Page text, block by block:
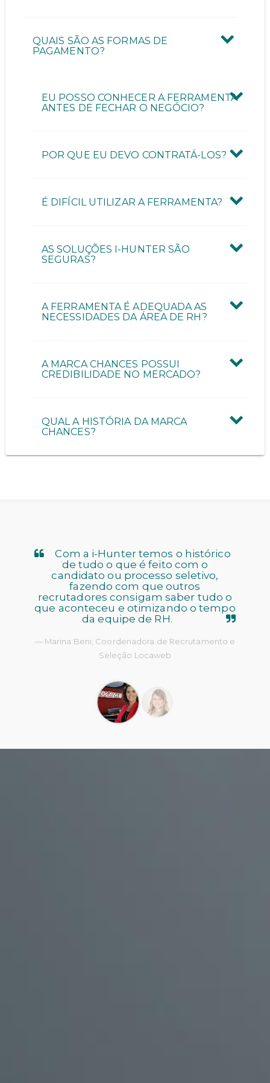
QUAIS SÃO AS FORMAS DE
PAGAMENTO?
EU POSSO CONHECER A FERRAMENTA
ANTES DE FECHAR O NEGÓCIO?
POR QUE EU DEVO CONTRATÁ-LOS?
É DIFÍCIL UTILIZAR A FERRAMENTA?
AS SOLUÇÕES I-HUNTER SÃO
SEGURAS?
A FERRAMENTA É ADEQUADA AS
NECESSIDADES DA ÁREA DE RH?
A MARCA CHANCES POSSUI
CREDIBILIDADE NO MERCADO?
QUAL A HISTÓRIA DA MARCA
CHANCES?
Com a i-Hunter temos o histórico
de tudo o que é feito com o
candidato ou processo seletivo,
fazendo com que outros
recrutadores consigam saber tudo o
que aconteceu e otimizando o tempo
da equipe de RH.
Marina Beni, Coordenadora de Recrutamento e
Seleção Locaweb